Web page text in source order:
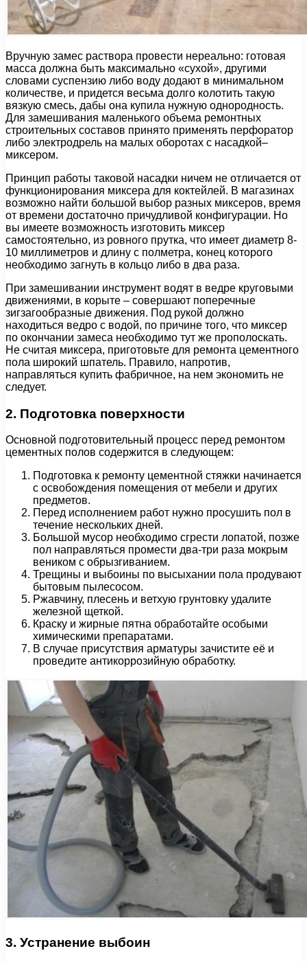
Вручную замес раствора провести нереально: готовая
масса должна быть максимально «сухой», другими
словами суспензию либо воду додают в минимальном
количестве, и придется весьма долго колотить такую
вязкую смесь, дабы она купила нужную однородность.
Для замешивания маленького объема ремонтных
строительных составов принято применять перфоратор
либо электродрель на малых оборотах с насадкой–
миксером.
Принцип работы таковой насадки ничем не отличается от
функционирования миксера для коктейлей. В магазинах
возможно найти большой выбор разных миксеров, время
от времени достаточно причудливой конфигурации. Но
вы имеете возможность изготовить миксер
самостоятельно, из ровного прутка, что имеет диаметр 8-
10 миллиметров и длину с полметра, конец которого
необходимо загнуть в кольцо либо в два раза.
При замешивании инструмент водят в ведре круговыми
движениями, в корыте – совершают поперечные
зигзагообразные движения. Под рукой должно
находиться ведро с водой, по причине того, что миксер
по окончании замеса необходимо тут же прополоскать.
Не считая миксера, приготовьте для ремонта цементного
пола широкий шпатель. Правило, напротив,
направляться купить фабричное, на нем экономить не
следует.
2. Подготовка поверхности
Основной подготовительный процесс перед ремонтом
цементных полов содержится в следующем:
Подготовка к ремонту цементной стяжки начинается
с освобождения помещения от мебели и других
предметов.
Перед исполнением работ нужно просушить пол в
течение нескольких дней.
Большой мусор необходимо сгрести лопатой, позже
пол направляться промести два-три раза мокрым
веником с обрызгиванием.
Трещины и выбоины по высыхании пола продувают
бытовым пылесосом.
Ржавчину, плесень и ветхую грунтовку удалите
железной щеткой.
Краску и жирные пятна обработайте особыми
химическими препаратами.
В случае присутствия арматуры зачистите её и
проведите антикоррозийную обработку.
3. Устранение выбоин